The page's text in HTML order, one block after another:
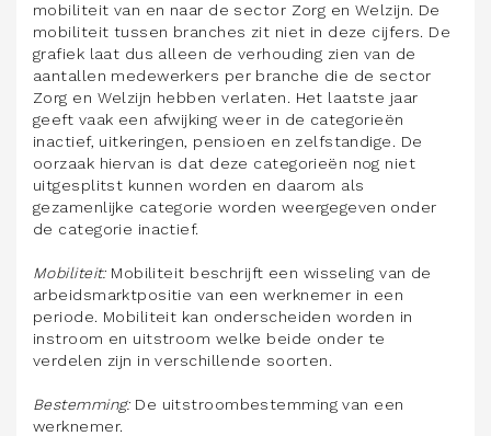
mobiliteit van en naar de sector Zorg en Welzijn. De
mobiliteit tussen branches zit niet in deze cijfers. De
grafiek laat dus alleen de verhouding zien van de
aantallen medewerkers per branche die de sector
Zorg en Welzijn hebben verlaten. Het laatste jaar
geeft vaak een afwijking weer in de categorieën
inactief, uitkeringen, pensioen en zelfstandige. De
oorzaak hiervan is dat deze categorieën nog niet
uitgesplitst kunnen worden en daarom als
gezamenlijke categorie worden weergegeven onder
de categorie inactief.
Mobiliteit: Mobiliteit beschrijft een wisseling van de
arbeidsmarktpositie van een werknemer in een
periode. Mobiliteit kan onderscheiden worden in
instroom en uitstroom welke beide onder te
verdelen zijn in verschillende soorten.
Bestemming: De uitstroombestemming van een
werknemer.